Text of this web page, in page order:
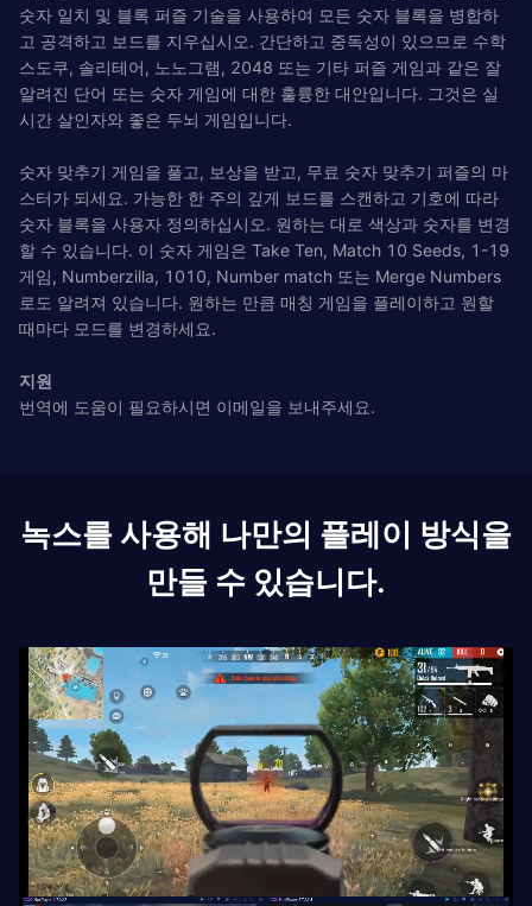
숫자 일치 및 블록 퍼즐 기술을 사용하여 모든 숫자 블록을 병합하
고 공격하고 보드를 지우십시오. 간단하고 중독성이 있으므로 수학
스도쿠, 솔리테어, 노노그램, 2048 또는 기타 퍼즐 게임과 같은 잘
알려진 단어 또는 숫자 게임에 대한 훌륭한 대안입니다. 그것은 실
시간 살인자와 좋은 두뇌 게임입니다.
숫자 맞추기 게임을 풀고, 보상을 받고, 무료 숫자 맞추기 퍼즐의 마
스터가 되세요. 가능한 한 주의 깊게 보드를 스캔하고 기호에 따라
숫자 블록을 사용자 정의하십시오. 원하는 대로 색상과 숫자를 변경
할 수 있습니다. 이 숫자 게임은 Take Ten, Match 10 Seeds, 1-19
게임, Numberzilla, 1010, Number match 또는 Merge Numbers
로도 알려져 있습니다. 원하는 만큼 매칭 게임을 플레이하고 원할
때마다 모드를 변경하세요.
지원
번역에 도움이 필요하시면 이메일을 보내주세요.
녹스를 사용해 나만의 플레이 방식을
만들 수 있습니다.